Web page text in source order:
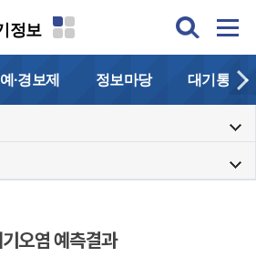
정보
예·경보제 정보마당 대기통계
오염 예측결과